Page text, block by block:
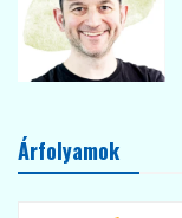
Árfolyamok